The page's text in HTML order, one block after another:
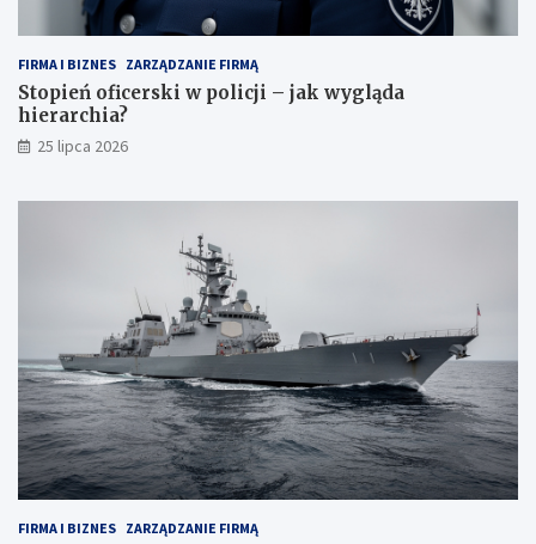
FIRMA I BIZNES ZARZĄDZANIE FIRMĄ
Stopień oficerski w policji – jak wygląda
hierarchia?
25 lipca 2026
FIRMA I BIZNES ZARZĄDZANIE FIRMĄ